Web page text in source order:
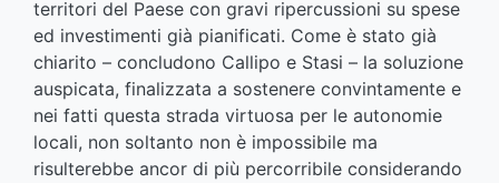
territori del Paese con gravi ripercussioni su spese
ed investimenti già pianificati. Come è stato già
chiarito – concludono Callipo e Stasi – la soluzione
auspicata, finalizzata a sostenere convintamente e
nei fatti questa strada virtuosa per le autonomie
locali, non soltanto non è impossibile ma
risulterebbe ancor di più percorribile considerando